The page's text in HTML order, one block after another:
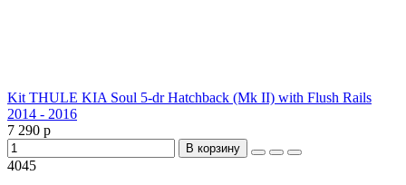
Kit THULE KIA Soul 5-dr Hatchback (Mk II) with Flush Rails
2014 - 2016
7 290 р
В корзину
4045